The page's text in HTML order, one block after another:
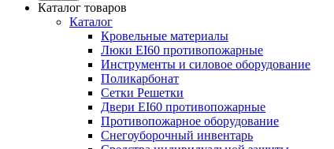
Каталог товаров
Каталог
Кровельные материалы
Люки EI60 противопожарные
Инструменты и силовое оборудование
Поликарбонат
Сетки Решетки
Двери EI60 противопожарные
Противопожарное оборудование
Снегоуборочный инвентарь